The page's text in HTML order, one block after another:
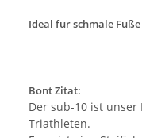
Ideal für schmale
Bont Zitat:
Der sub-10 ist unser
Triathleten.